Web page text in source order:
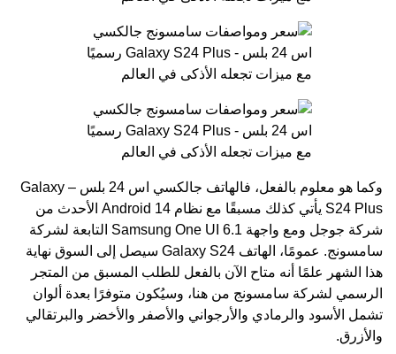
وكما هو معلوم بالفعل، فالهاتف جالكسي اس 24 بلس – Galaxy
S24 Plus يأتي كذلك مسبقًا مع نظام Android 14 الأحدث من
شركة جوجل ومع واجهة Samsung One UI 6.1 التابعة لشركة
سامسونج. عمومًا، الهاتف Galaxy S24 سيصل إلى السوق نهاية
هذا الشهر علمًا أنه متاح الآن بالفعل للطلب المسبق من المتجر
الرسمي لشركة سامسونج من هنا، وسيُكون متوفرًا بعدة ألوان
تشمل الأسود والرمادي والأرجواني والأصفر والأخضر والبرتقالي
والأزرق.